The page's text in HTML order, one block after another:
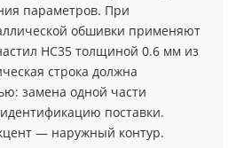
параметров. При
обшивки применяют
НС35 толщиной 0.6 мм из
строка должна
замена одной части
поставки.
— наружный контур.